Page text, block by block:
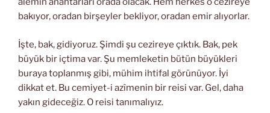
bakıyor, oradan birşeyler bekliyor, oradan emir alıyorlar.
İşte, bak, gidiyoruz. Şimdi şu cezireye çıktık. Bak, pek
büyük bir içtima var. Şu memleketin bütün büyükleri
buraya toplanmış gibi, mühim ihtifal görünüyor. İyi
dikkat et. Bu cemiyet-i azîmenin bir reisi var. Gel, daha
yakın gideceğiz. O reisi tanımalıyız.